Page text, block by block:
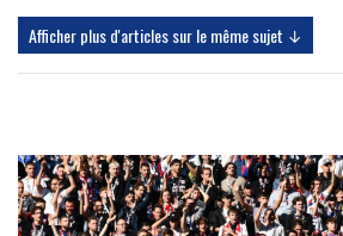
Afficher plus d'articles sur le même sujet ↓